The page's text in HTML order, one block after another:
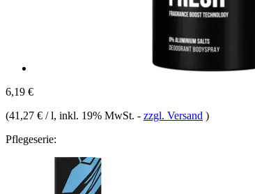
6,19 €
(41,27 € / l, inkl. 19% MwSt. - zzgl. Versand )
Pflegeserie: